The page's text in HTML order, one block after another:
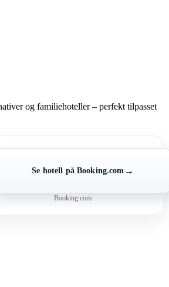
og familiehoteller – perfekt tilpasset
Se hotell på Booking.com →
Booking.com